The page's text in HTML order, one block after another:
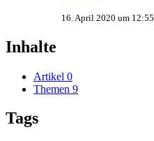
16. April 2020 um 12:55
Inhalte
Artikel 0
Themen 9
Tags